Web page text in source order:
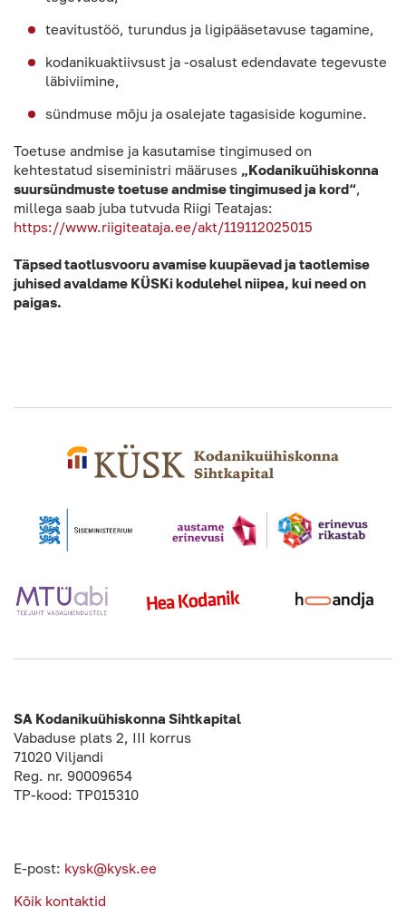
teavitustöö, turundus ja ligipääsetavuse tagamine,
kodanikuaktiivsust ja -osalust edendavate tegevuste
läbiviimine,
sündmuse mõju ja osalejate tagasiside kogumine.
Toetuse andmise ja kasutamise tingimused on
kehtestatud siseministri määruses „Kodanikuühiskonna
suursündmuste toetuse andmise tingimused ja kord“,
millega saab juba tutvuda Riigi Teatajas:
https://www.riigiteataja.ee/akt/119112025015
Täpsed taotlusvooru avamise kuupäevad ja taotlemise
juhised avaldame KÜSKi kodulehel niipea, kui need on
paigas.
SA Kodanikuühiskonna Sihtkapital
Vabaduse plats 2, III korrus
71020 Viljandi
Reg. nr. 90009654
TP-kood: TP015310
E-post: kysk@kysk.ee
Kõik kontaktid